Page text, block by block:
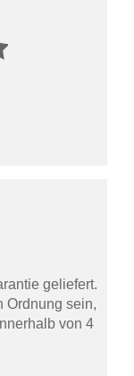
geliefert.
Ordnung sein,
von 4